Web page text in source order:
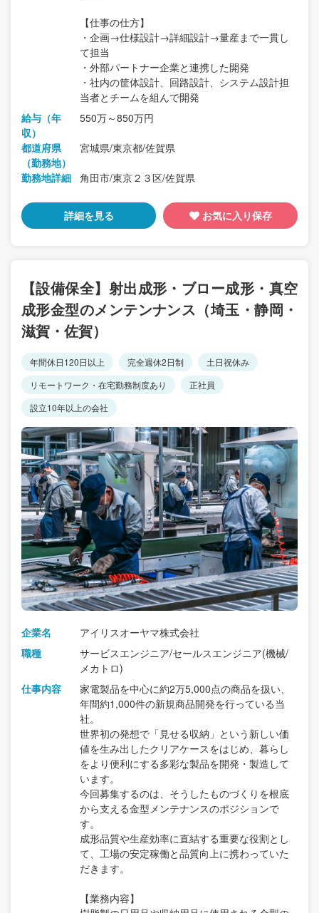
【仕事の仕方】
・企画→仕様設計→詳細設計→量産まで一貫し
て担当
・外部パートナー企業と連携した開発
・社内の筐体設計、回路設計、システム設計担
当者とチームを組んで開発
給与（年
収）
550万～850万円
都道府県
（勤務地）
宮城県/東京都/佐賀県
勤務地詳細 角田市/東京２３区/佐賀県
詳細を見る お気に入り保存
【設備保全】射出成形・ブロー成形・真空
成形金型のメンテンナンス（埼玉・静岡・
滋賀・佐賀）
年間休日120日以上 完全週休2日制
土日祝休み
リモートワーク・在宅勤務制度あり
正社員
設立10年以上の会社
企業名
アイリスオーヤマ株式会社
職種
サービスエンジニア/セールスエンジニア(機械/
メカトロ)
仕事内容
家電製品を中心に約2万5,000点の商品を扱い、
年間約1,000件の新規商品開発を行っている当
社。
世界初の発想で「見せる収納」という新しい価
値を生み出したクリアケースをはじめ、暮らし
をより便利にする多彩な製品を開発・製造して
います。
今回募集するのは、そうしたものづくりを根底
から支える金型メンテナンスのポジションで
す。
成形品質や生産効率に直結する重要な役割とし
て、工場の安定稼働と品質向上に携わっていた
だきます。
【業務内容】